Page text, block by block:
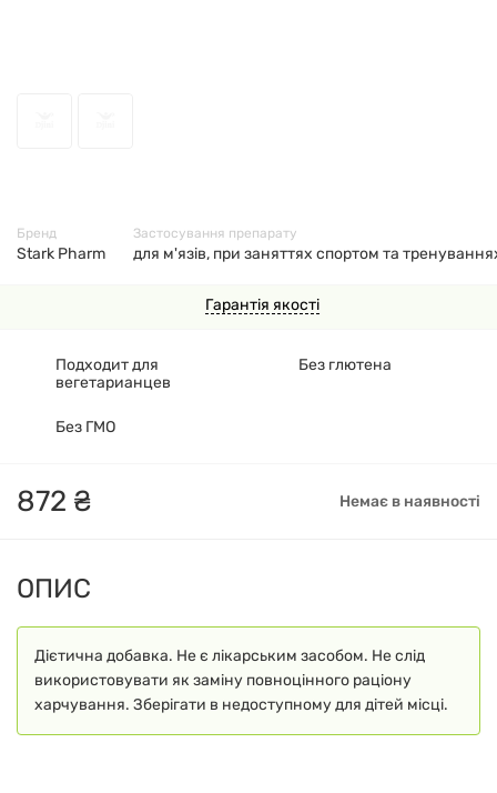
Гарантія якості
872 ₴ Немає в наявності
Подходит для
вегетарианцев
Без глютена
Без ГМО
Бренд
Stark Pharm
Застосування препарату
для м'язів, при заняттях спортом та
ОПИС
Дієтична добавка. Не є лікарським засобом. Не слід
використовувати як заміну повноцінного раціону
харчування. Зберігати в недоступному для дітей місці.